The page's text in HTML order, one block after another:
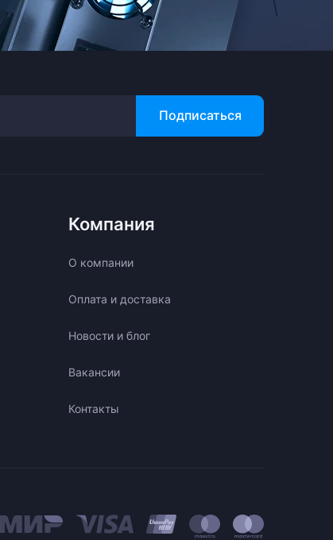
Подписаться
Компания
О компании
Оплата и доставка
Новости и блог
Вакансии
Контакты